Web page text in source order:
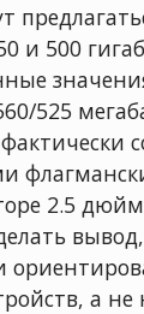
и 500
525
2.5
вывод,
а